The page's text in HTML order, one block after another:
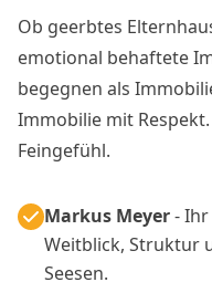
Ob geerbtes
emotional behaftete
begegnen als
Immobilie mit
Feingefühl.
Markus Meyer-
Weitblick, Struktur
Seesen.